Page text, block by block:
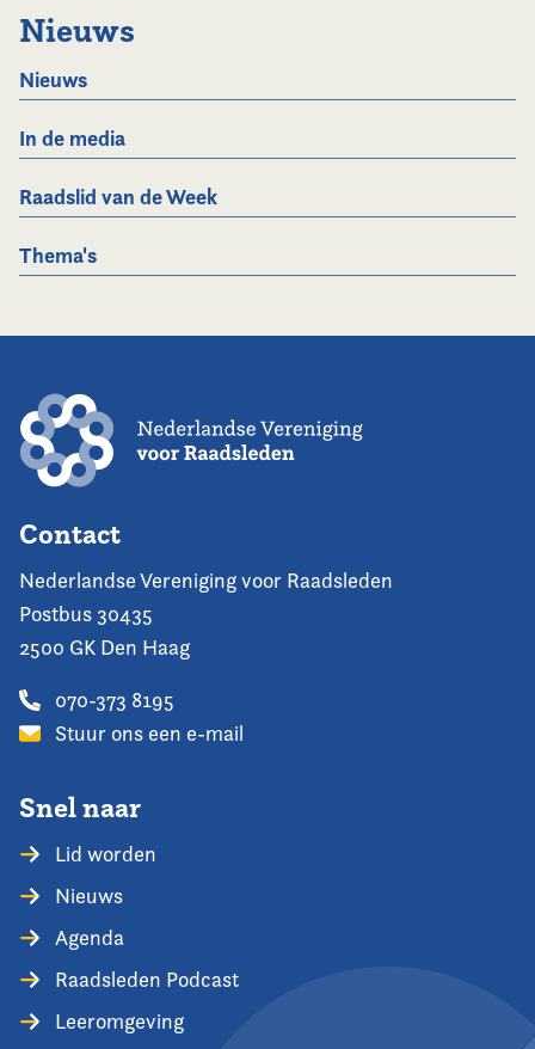
Nieuws
Nieuws
In de media
Raadslid van de Week
Thema's
Contact
Nederlandse Vereniging voor Raadsleden
Postbus 30435
2500 GK Den Haag
070-373 8195
Stuur ons een e-mail
Snel naar
Lid worden
Nieuws
Agenda
Raadsleden Podcast
Leeromgeving